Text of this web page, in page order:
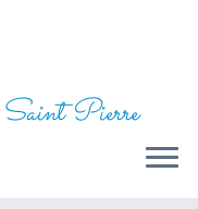
Pierre